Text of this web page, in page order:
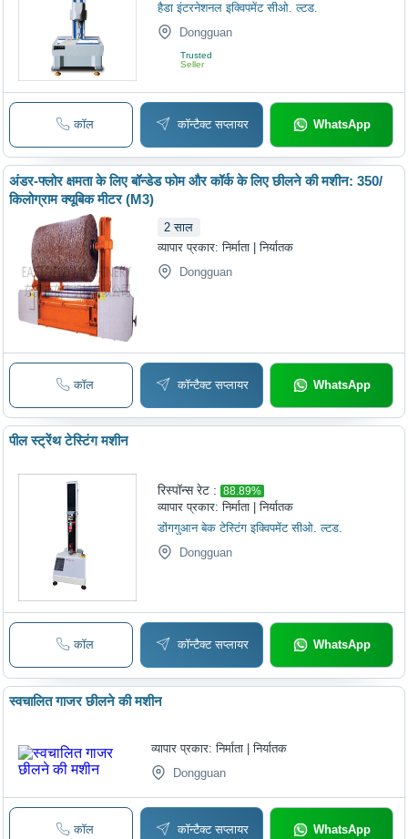
हैडा इंटरनेशनल इक्विपमेंट सीओ. ल्टड.
Dongguan
Trusted
Seller
कॉल कॉन्टैक्ट सप्लायर WhatsApp
अंडर-फ्लोर क्षमता के लिए बॉन्डेड फोम और कॉर्क के लिए छीलने की मशीन: 350/
किलोग्राम क्यूबिक मीटर (M3)
2 साल
व्यापार प्रकार:निर्माता | निर्यातक
Dongguan
कॉल कॉन्टैक्ट सप्लायर WhatsApp
पील स्ट्रेंथ टेस्टिंग मशीन
रिस्पॉन्स रेट : 88.89%
व्यापार प्रकार:निर्माता | निर्यातक
डोंगगुआन बेक टेस्टिंग इक्विपमेंट सीओ. ल्टड.
Dongguan
कॉल कॉन्टैक्ट सप्लायर WhatsApp
स्वचालित गाजर छीलने की मशीन
व्यापार प्रकार:निर्माता | निर्यातक
Dongguan
कॉल कॉन्टैक्ट सप्लायर WhatsApp